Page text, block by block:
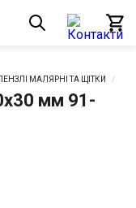
ПЕНЗЛІ МАЛЯРНІ ТА ЩІТКИ
мм 91-